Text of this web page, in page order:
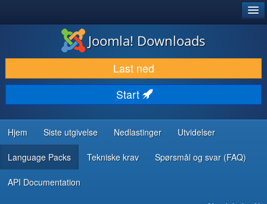
LAST NED & UTVID
OPPDAG & LÆR
SAMFUNN & BRUKERSTØTTE
UTVIKLINGSRESSURSER
Joomla! Downloads
Last ned
Start
Hjem Siste utgivelse Nedlastinger Utvidelser
Language Packs Tekniske krav Spørsmål og svar (FAQ)
API Documentation